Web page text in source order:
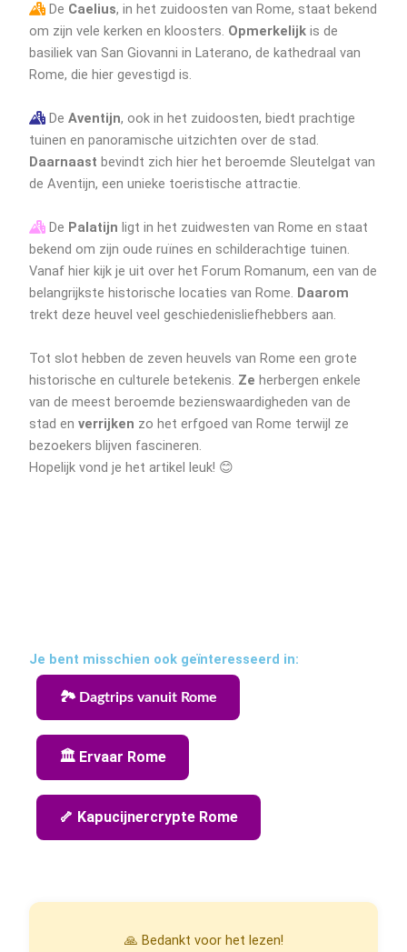
De Caelius, in het zuidoosten van Rome, staat bekend
om zijn vele kerken en kloosters. Opmerkelijk is de
basiliek van San Giovanni in Laterano, de kathedraal van
Rome, die hier gevestigd is.
DeAventijn, ook in het zuidoosten, biedt prachtige
tuinen en panoramische uitzichten over de stad.
Daarnaast bevindt zich hier het beroemde Sleutelgat van
de Aventijn, een unieke toeristische attractie.
De Palatijn ligt in het zuidwesten van Rome en staat
bekend om zijn oude ruïnes en schilderachtige tuinen.
Vanaf hier kijk je uit over het Forum Romanum, een van de
belangrijkste historische locaties van Rome. Daarom
trekt deze heuvel veel geschiedenisliefhebbers aan.
Tot slot hebben de zeven heuvels van Rome een grote
historische en culturele betekenis. Ze herbergen enkele
van de meest beroemde bezienswaardigheden van de
stad enverrijken zo het erfgoed van Rome terwijl ze
bezoekers blijven fascineren.
Hopelijk vond je het artikel leuk! 😊
Je bent misschien ook geïnteresseerd in:
🏞️ Dagtrips vanuit Rome
🏛️ Ervaar Rome
🦴 Kapucijnercrypte Rome
🙏 Bedankt voor het lezen!